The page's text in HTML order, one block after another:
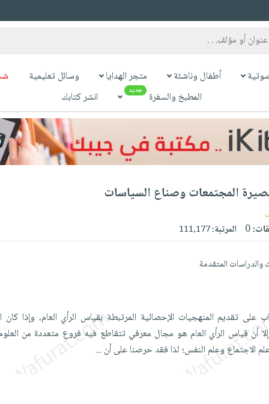
أطفال وناشئة متجر الهدايا وسائل تعليمية
المطبخ والسفرة
جديد انشر كتابك
المجتمعات وصناع السياسات
0 المرتبة:111,177
والدراسات المتقدمة
على تقديم المنهجيات الإحصائية المرتبطة بقياس الرأي العام، وإذا
أن قياس الرأي العام هو مجال معرفي تتقاطع فيه فروع متعددة من
الاجتماع وعلم النفس؛ لذا فقد حرصنا على أن...